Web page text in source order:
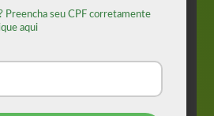
Preencha seu CPF corretamente
aqui